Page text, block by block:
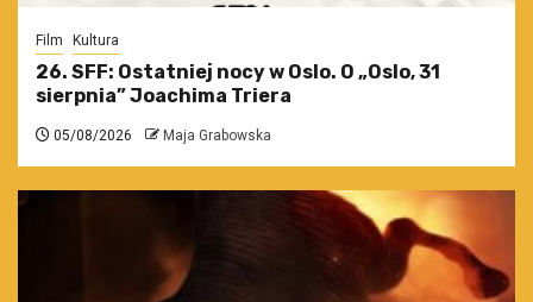
Film Kultura
26. SFF: Ostatniej nocy w Oslo. O „Oslo, 31
sierpnia” Joachima Triera
05/08/2026 Maja Grabowska